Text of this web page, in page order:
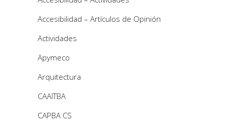
Accesibilidad – Artículos de Opinión
Actividades
Apymeco
Arquitectura
CAAITBA
CAPBA CS